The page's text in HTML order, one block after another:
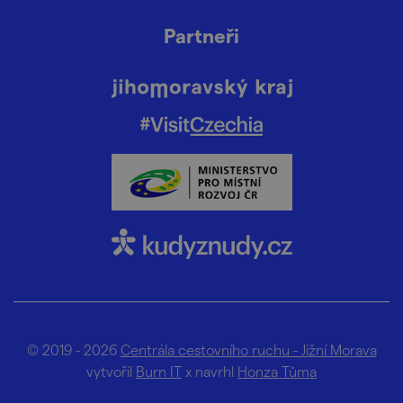
Partneři
© 2019 - 2026 Centrála cestovního ruchu - Jižní Morava
vytvořil Burn IT x navrhl Honza Tůma